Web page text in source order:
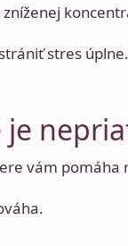
stres
je
vám pomáha